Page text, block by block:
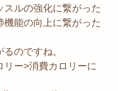
スルの強化に繋がった
機能の向上に繋がった
のですね。
ー>消費カロリーに